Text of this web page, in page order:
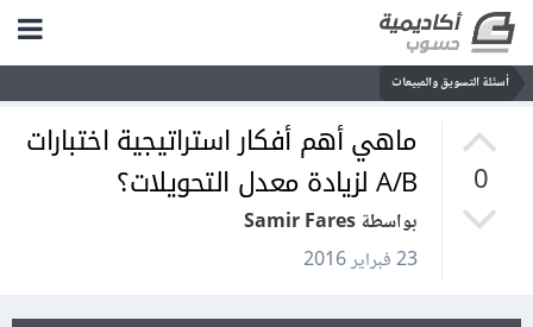
أسئلة التسويق والمبيعات
0
ماهي أهم أفكار استراتيجية اختبارات
A/B لزيادة معدل التحويلات؟
بواسطة Samir Fares
23 فبراير 2016